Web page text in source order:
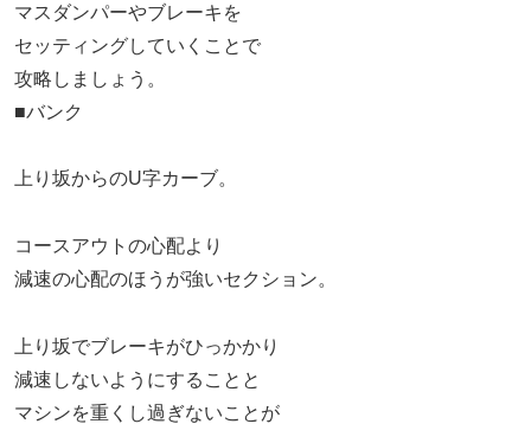
マスダンパーやブレーキを
セッティングしていくことで
攻略しましょう。
■バンク
上り坂からのU字カーブ。
コースアウトの心配より
減速の心配のほうが強いセクション。
上り坂でブレーキがひっかかり
減速しないようにすることと
マシンを重くし過ぎないことが